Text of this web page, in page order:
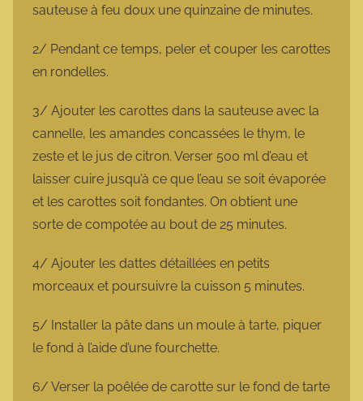
sauteuse à feu doux une quinzaine de minutes.
2/ Pendant ce temps, peler et couper les carottes
en rondelles.
3/ Ajouter les carottes dans la sauteuse avec la
cannelle, les amandes concassées le thym, le
zeste et le jus de citron. Verser 500 ml d’eau et
laisser cuire jusqu’à ce que l’eau se soit évaporée
et les carottes soit fondantes. On obtient une
sorte de compotée au bout de 25 minutes.
4/ Ajouter les dattes détaillées en petits
morceaux et poursuivre la cuisson 5 minutes.
5/ Installer la pâte dans un moule à tarte, piquer
le fond à l’aide d’une fourchette.
6/ Verser la poêlée de carotte sur le fond de tarte